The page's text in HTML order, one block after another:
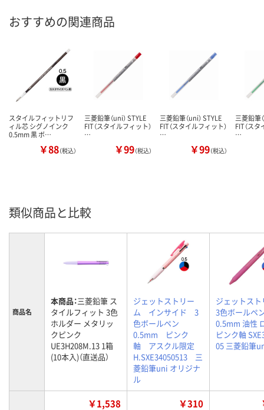
おすすめの関連商品
スタイルフィットリフ
ィル芯 シグノインク
0.5mm 黒 ボ…
￥88（税込）
三菱鉛筆（uni） STYLE
FIT（スタイルフィット）
…
￥99（税込）
三菱鉛筆（uni） STYLE
FIT（スタイルフィット）
…
￥99（税込）
三菱鉛筆
FIT（スタ
…
類似商品と比較
商品名
本商品：三菱鉛筆 ス
タイルフィット 3色
ホルダー メタリッ
クピンク
UE3H208M.13 1箱
(10本入)（直送品）
ジェットストリー
ム インサイド 3
色ボールペン
0.5mm ピンク
軸 アスクル限定
H.SXE34050513 三
菱鉛筆uni オリジナ
ル
ジェットス
3色ボールペ
0.5mm 油性
ピンク軸
05 三菱鉛筆
￥1,538 ￥310